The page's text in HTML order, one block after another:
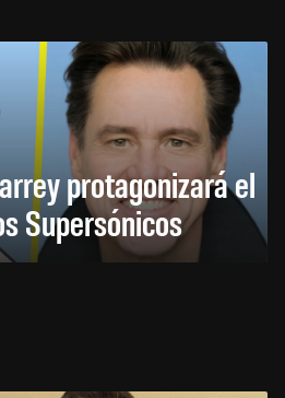
protagonizará el
Supersónicos